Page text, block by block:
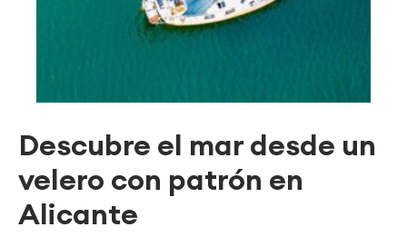
Descubre el mar desde un
velero con patrón en
Alicante